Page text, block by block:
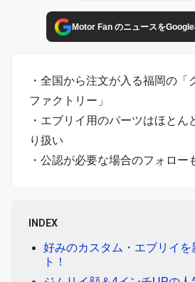
Motor Fan のニュースを
・全国から注文が入る福岡の
ファクトリー」
・エブリイ用のパーツはほとん
り扱い
・公認が必要な場合のフォロー
INDEX
好みのカスタム・エブリイを
ト！